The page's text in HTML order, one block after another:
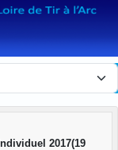
2017(19